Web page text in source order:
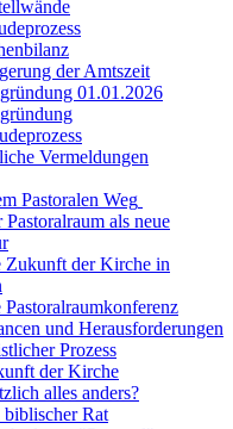
der Amtszeit
01.01.2026
Vermeldungen
Pastoralen Weg
als neue
Zukunft der Kirche in
und Herausforderungen
Prozess
der Kirche
alles anders?
Rat